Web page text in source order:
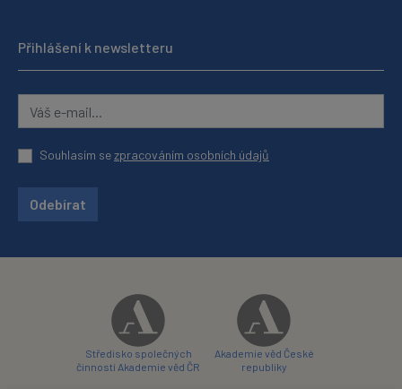
Přihlášení k newsletteru
Souhlasím sezpracováním osobních údajů
Odebírat
Středisko společných
činností Akademie věd ČR
Akademie věd České
republiky